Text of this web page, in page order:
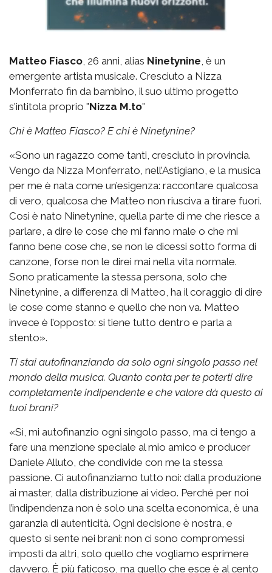
Matteo Fiasco , 26 anni, alias Ninetynine , è un
emergente artista musicale. Cresciuto a Nizza
Monferrato fin da bambino, il suo ultimo progetto
s'intitola proprio "Nizza M.to"
Chi è Matteo Fiasco? E chi è Ninetynine?
«Sono un ragazzo come tanti, cresciuto in provincia.
Vengo da Nizza Monferrato, nell’Astigiano, e la musica
per me è nata come un’esigenza: raccontare qualcosa
di vero, qualcosa che Matteo non riusciva a tirare fuori.
Così è nato Ninetynine, quella parte di me che riesce a
parlare, a dire le cose che mi fanno male o che mi
fanno bene cose che, se non le dicessi sotto forma di
canzone, forse non le direi mai nella vita normale.
Sono praticamente la stessa persona, solo che
Ninetynine, a differenza di Matteo, ha il coraggio di dire
le cose come stanno e quello che non va. Matteo
invece è l’opposto: si tiene tutto dentro e parla a
stento».
Ti stai autofinanziando da solo ogni singolo passo nel
mondo della musica. Quanto conta per te poterti dire
completamente indipendente e che valore dà questo ai
tuoi brani?
«Sì, mi autofinanzio ogni singolo passo, ma ci tengo a
fare una menzione speciale al mio amico e producer
Daniele Alluto, che condivide con me la stessa
passione. Ci autofinanziamo tutto noi: dalla produzione
ai master, dalla distribuzione ai video. Perché per noi
l’indipendenza non è solo una scelta economica, è una
garanzia di autenticità. Ogni decisione è nostra, e
questo si sente nei brani: non ci sono compromessi
imposti da altri, solo quello che vogliamo esprimere
davvero. È più faticoso, ma quello che esce è al cento